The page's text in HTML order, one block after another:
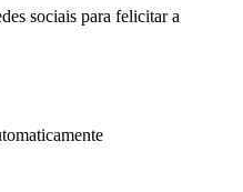
sociais para felicitar a